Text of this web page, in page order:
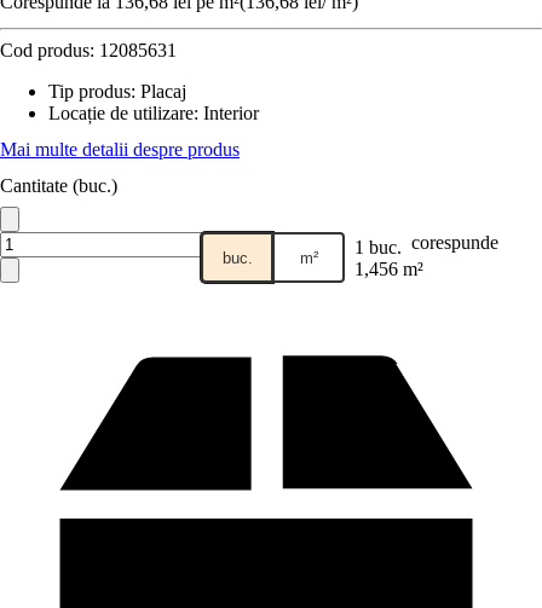
Cod produs: 12085631
Tip produs: Placaj
Locație de utilizare: Interior
Mai multe detalii despre produs
Cantitate (buc.)
buc. m² 1 buc. corespunde
1,456 m²